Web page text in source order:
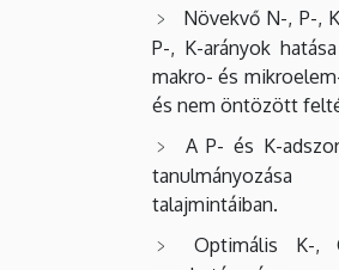
Növekvő N-, P-,
P-, K-arányok
makro- és
és nem öntözött
A P- és K-
talajmintáiban.
Optimális K-,